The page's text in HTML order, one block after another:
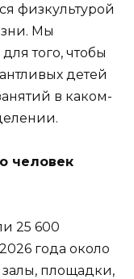
физкультурой
Мы
того, чтобы
детей
в каком-
человек
25 600
года около
залы, площадки,